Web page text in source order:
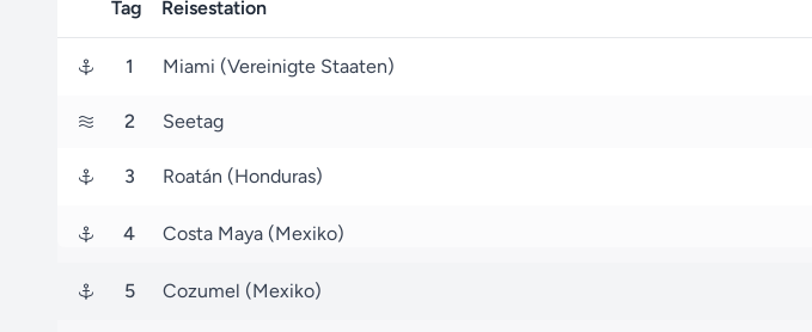
Tag Reisestation
1 Miami (Vereinigte Staaten)
2 Seetag
3 Roatán (Honduras)
4 Costa Maya (Mexiko)
5 Cozumel (Mexiko)